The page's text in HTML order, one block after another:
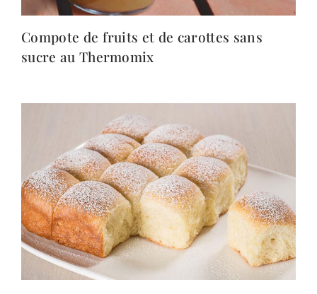
Compote de fruits et de carottes sans
sucre au Thermomix